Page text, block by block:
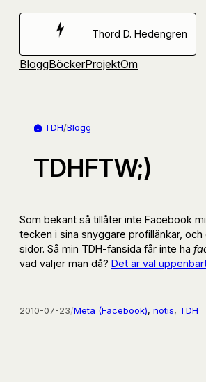
Hoppa
Thord D. Hedengren
BloggBöckerProjektOm
TDH/Blogg
TDHFTW;)
Som bekant så tillåter inte Facebook
tecken i sina snyggare profillänkar,
sidor. Så min TDH-fansida får inte ha
vad väljer man då? Det är väl
2010-07-23/Meta (Facebook), notis, TDH